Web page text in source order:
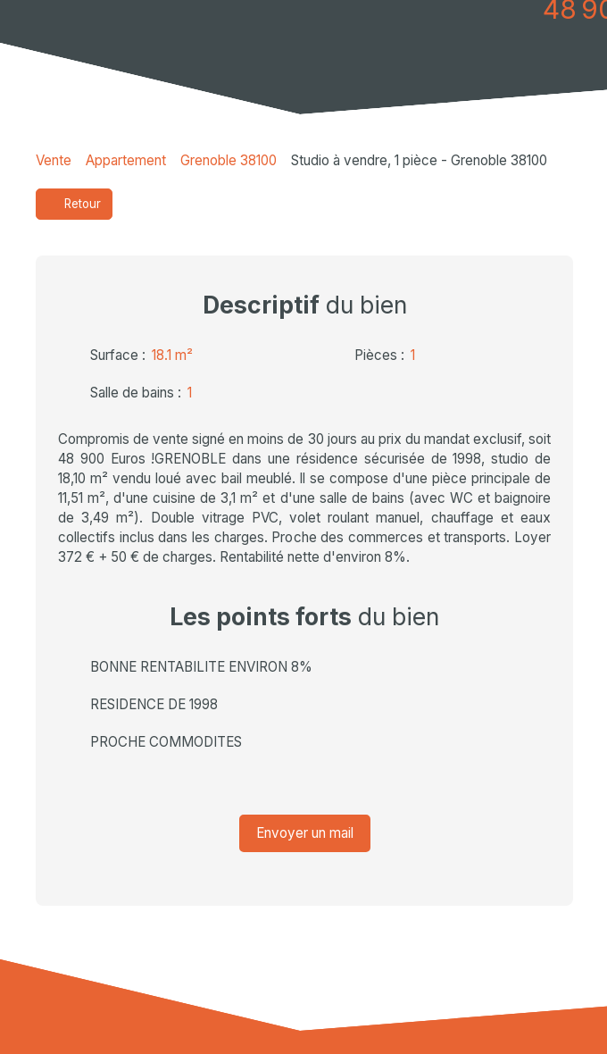
48
Vente Appartement Grenoble 38100 Studio à vendre, 1 pièce - Grenoble 38100
Retour
Descriptifdu bien
Surface : 18.1 m² Pièces : 1
Salle de bains : 1
Compromis de vente signé en moins de 30 jours au prix du mandat exclusif, soit
48 900 Euros !GRENOBLE dans une résidence sécurisée de 1998, studio de
18,10 m² vendu loué avec bail meublé. Il se compose d'une pièce principale de
11,51 m², d'une cuisine de 3,1 m² et d'une salle de bains (avec WC et baignoire
de 3,49 m²). Double vitrage PVC, volet roulant manuel, chauffage et eaux
collectifs inclus dans les charges. Proche des commerces et transports. Loyer
372 € + 50 € de charges. Rentabilité nette d'environ 8%.
Les points forts du bien
BONNE RENTABILITE ENVIRON 8%
RESIDENCE DE 1998
PROCHE COMMODITES
Envoyer un mail